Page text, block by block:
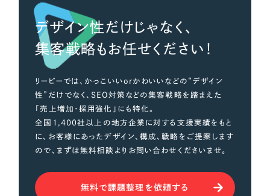
デザイン性だけじゃなく、
集客戦略もお任せください！
リーピーでは、かっこいいorかわいいなどの“デザイン
性”だけでなく、SEO対策などの集客戦略を踏まえた
「売上増加・採用強化」にも特化。
全国1,400社以上の地方企業に対する支援実績をもと
に、お客様にあったデザイン、構成、戦略をご提案します
ので、まずは無料相談よりお問い合わせくださいませ。
無料で課題整理を依頼する